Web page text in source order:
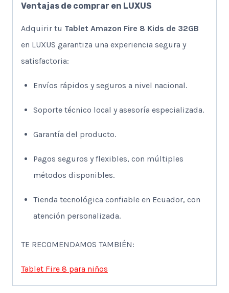
Ventajas de comprar en LUXUS
Adquirir tu Tablet Amazon Fire 8 Kids de 32GB
en LUXUS garantiza una experiencia segura y
satisfactoria:
Envíos rápidos y seguros a nivel nacional.
Soporte técnico local y asesoría especializada.
Garantía del producto.
Pagos seguros y flexibles, con múltiples
métodos disponibles.
Tienda tecnológica confiable en Ecuador, con
atención personalizada.
TE RECOMENDAMOS TAMBIÉN:
Tablet Fire 8 para niños